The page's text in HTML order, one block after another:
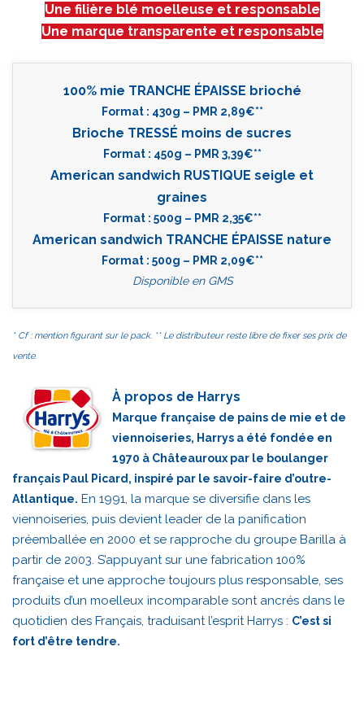
Une filière blé moelleuse et responsable
Une marque transparente et responsable
100% mie TRANCHE ÉPAISSE brioché
Format : 430g – PMR 2,89€**
Brioche TRESSÉ moins de sucres
Format : 450g – PMR 3,39€**
American sandwich RUSTIQUE seigle et
graines
Format : 500g – PMR 2,35€**
American sandwich TRANCHE ÉPAISSE nature
Format : 500g – PMR 2,09€**
Disponible en GMS
* Cf : mention figurant sur le pack. ** Le distributeur reste libre de fixer ses prix de
vente.
À propos de Harrys
Marque française de pains de mie et de
viennoiseries, Harrys a été fondée en
1970 à Châteauroux par le boulanger
français Paul Picard, inspiré par le savoir-faire d’outre-
Atlantique. En 1991, la marque se diversifie dans les
viennoiseries, puis devient leader de la panification
préemballée en 2000 et se rapproche du groupe Barilla à
partir de 2003. S’appuyant sur une fabrication 100%
française et une approche toujours plus responsable, ses
produits d’un moelleux incomparable sont ancrés dans le
quotidien des Français, traduisant l’esprit Harrys : C’est si
fort d’être tendre.